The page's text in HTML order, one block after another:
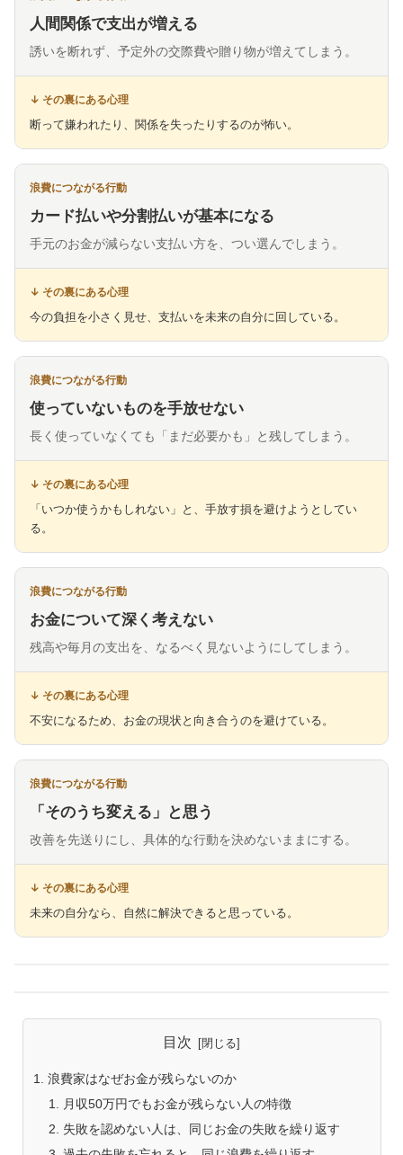
人間関係で支出が増える
誘いを断れず、予定外の交際費や贈り物が増えてしまう。
断って嫌われたり、関係を失ったりするのが怖い。
カード払いや分割払いが基本になる
手元のお金が減らない支払い方を、つい選んでしまう。
今の負担を小さく見せ、支払いを未来の自分に回している。
使っていないものを手放せない
長く使っていなくても「まだ必要かも」と残してしまう。
「いつか使うかもしれない」と、手放す損を避けようとしてい
る。
お金について深く考えない
残高や毎月の支出を、なるべく見ないようにしてしまう。
不安になるため、お金の現状と向き合うのを避けている。
「そのうち変える」と思う
改善を先送りにし、具体的な行動を決めないままにする。
未来の自分なら、自然に解決できると思っている。
目次
浪費家はなぜお金が残らないのか
月収50万円でもお金が残らない人の特徴
失敗を認めない人は、同じお金の失敗を繰り返す